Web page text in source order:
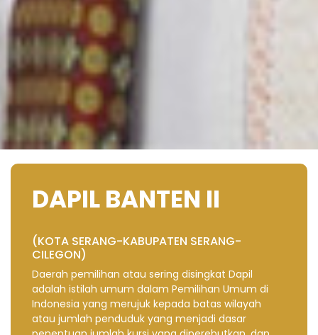
DAPIL BANTEN II
(KOTA SERANG-KABUPATEN SERANG-
CILEGON)
Daerah pemilihan atau sering disingkat Dapil
adalah istilah umum dalam Pemilihan Umum di
Indonesia yang merujuk kepada batas wilayah
atau jumlah penduduk yang menjadi dasar